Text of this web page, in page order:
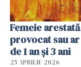
Femeie
provocat sau
de 1 an și 3 ani
25 APRILIE 2026